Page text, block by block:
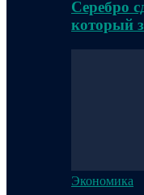
Серебро
который
Экономика